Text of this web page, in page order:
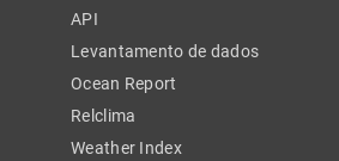
API
Levantamento de dados
Ocean Report
Relclima
Weather Index